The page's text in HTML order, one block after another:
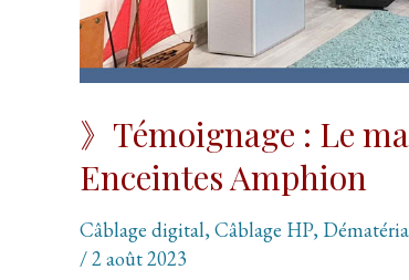
》Témoignage : Le
Enceintes Amphion
Câblage digital, Câblage HP,
/2 août 2023